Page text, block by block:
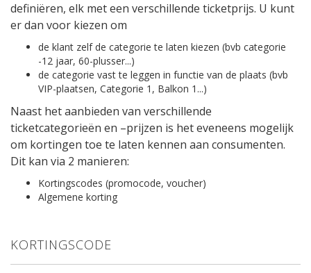
definiëren, elk met een verschillende ticketprijs. U kunt
er dan voor kiezen om
de klant zelf de categorie te laten kiezen (bvb categorie
-12 jaar, 60-plusser...)
de categorie vast te leggen in functie van de plaats (bvb
VIP-plaatsen, Categorie 1, Balkon 1...)
Naast het aanbieden van verschillende
ticketcategorieën en –prijzen is het eveneens mogelijk
om kortingen toe te laten kennen aan consumenten.
Dit kan via 2 manieren:
Kortingscodes (promocode, voucher)
Algemene korting
KORTINGSCODE